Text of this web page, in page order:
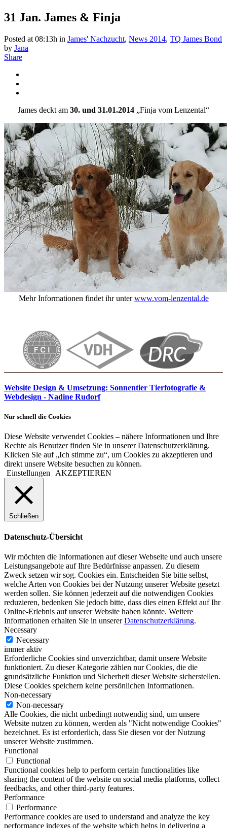
31 Jan. James & Finja
Posted at 08:13h in James' Nachzucht, News 2014, TQ James Bond
by Jana
Share
James deckt am 30. und 31.01.2014 „Finja vom Lenzental“
Mehr Informationen findet ihr unterwww.vom-lenzental.de
Website Design & Umsetzung: Sonnentier Tierfotografie &
Webdesign - Nadine Rudorf
Nur schnell die Cookies
Diese Website verwendet Cookies – nähere Informationen und Ihre
Rechte als Benutzer finden Sie in unserer Datenschutzerklärung.
Klicken Sie auf „Ich stimme zu“, um Cookies zu akzeptieren und
direkt unsere Website besuchen zu können.
Einstellungen AKZEPTIEREN
Schließen
Datenschutz-Übersicht
Wir möchten die Informationen auf dieser Webseite und auch unsere
Leistungsangebote auf Ihre Bedürfnisse anpassen. Zu diesem
Zweck setzen wir sog. Cookies ein. Entscheiden Sie bitte selbst,
welche Arten von Cookies bei der Nutzung unserer Website gesetzt
werden sollen. Sie können jederzeit auf die notwendigen Cookies
reduzieren, bedenken Sie jedoch bitte, dass dies einen Effekt auf Ihr
Online-Erlebnis auf unserer Website haben könnte. Weitere
Informationen erhalten Sie in unsererDatenschutzerklärung.
Necessary
Necessary
immer aktiv
Erforderliche Cookies sind unverzichtbar, damit unsere Website
funktioniert. Zu dieser Kategorie zählen nur Cookies, die die
grundsätzliche Funktion und Sicherheit dieser Website sicherstellen.
Diese Cookies speichern keine persönlichen Informationen.
Non-necessary
Non-necessary
Alle Cookies, die nicht unbedingt notwendig sind, um unsere
Website nutzen zu können, werden als "Nicht notwendige Cookies"
bezeichnet. Es ist erforderlich, dass Sie diesen vor der Nutzung
unserer Website zustimmen.
Functional
Functional
Functional cookies help to perform certain functionalities like
sharing the content of the website on social media platforms, collect
feedbacks, and other third-party features.
Performance
Performance
Performance cookies are used to understand and analyze the key
performance indexes of the website which helps in delivering a